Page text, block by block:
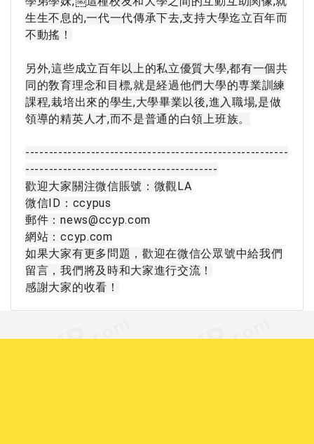
生生不息的,一代一代傳承下去,支持大學迄立百年而
不動搖！
另外,這些成立百年以上的私立優質大學,都有一個共
同的敎育理念和目標,就是経過他們大學的専業訓練
課程,栽培出來的學生,大學畢業以後,進入職場,是做
領導的精英人才,而不是普通的白領上班族。
--------------------------------------------------------
-----------------------------------------
歡迎大家關注微信賬號：微觀LA
微信ID：ccypus
郵件：news@ccyp.com
網站：ccyp.com
如果大家有更多問題，歡迎在微信公眾號中給我們
留言，我們將及時和大家進行交流！
感謝大家的收看！